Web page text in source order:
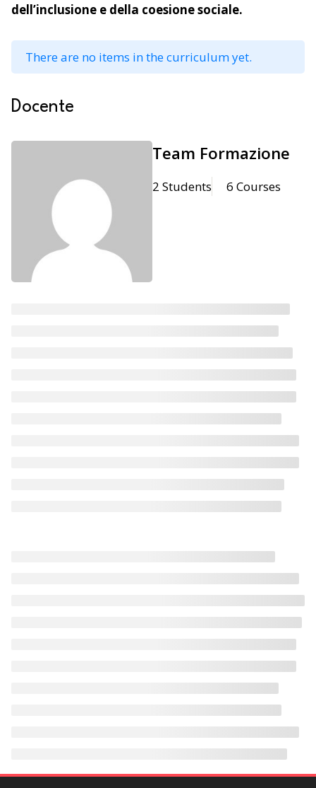
dell’inclusione e della coesione sociale.
There are no items in the curriculum yet.
Docente
Team Formazione
2 Students 6 Courses